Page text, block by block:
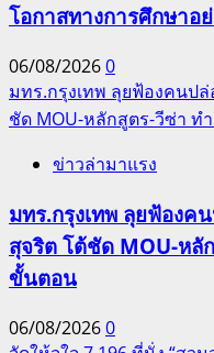
โอกาสทางการศึกษาอ
06/08/20260
มทร.กรุงเทพ ลุยฟ้องคนป
ชัด MOU-หลักสูตร-วีซ่า
ข่าวล่ามาแรง
มทร.กรุงเทพ ลุยฟ้องค
สุจริต โต้ชัด MOU-ห
ขั้นตอน
06/08/20260